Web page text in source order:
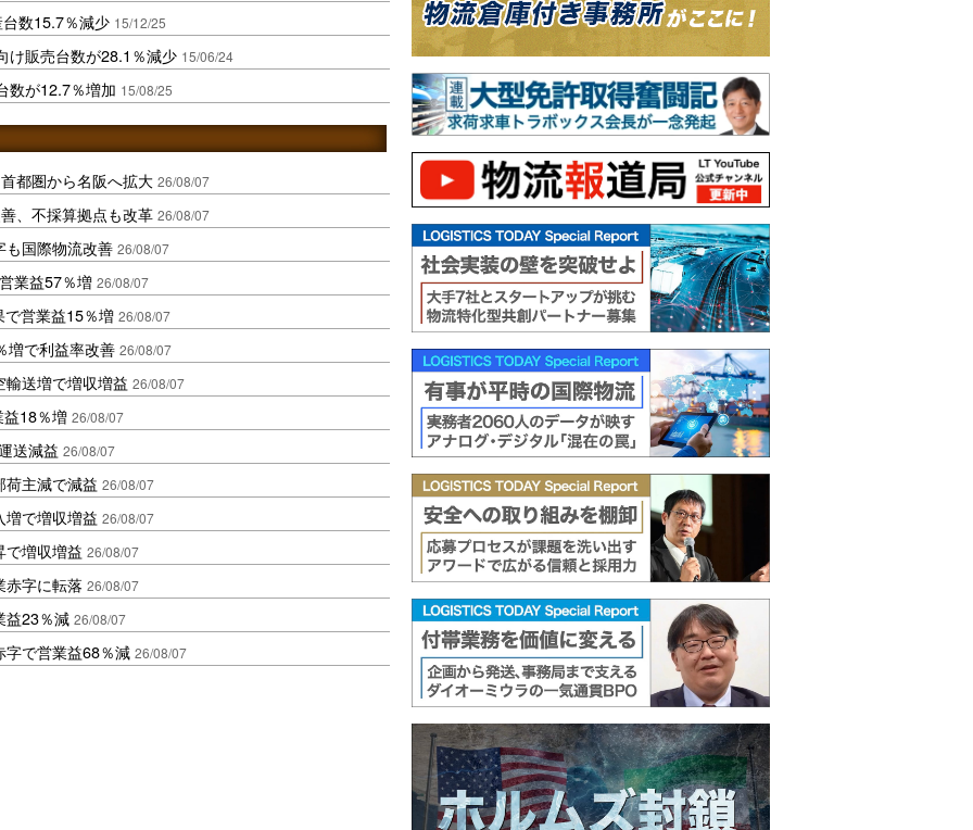
数15.7％減少 15/12/25
け販売台数が28.1％減少 15/06/24
数が12.7％増加 15/08/25
都圏から名阪へ拡大 26/08/07
、不採算拠点も改革 26/08/07
も国際物流改善 26/08/07
業益57％増 26/08/07
営業益15％増 26/08/07
増で利益率改善 26/08/07
送増で増収増益 26/08/07
18％増 26/08/07
送減益 26/08/07
主減で減益 26/08/07
で増収増益 26/08/07
で増収増益 26/08/07
赤字に転落 26/08/07
益23％減 26/08/07
字で営業益68％減 26/08/07